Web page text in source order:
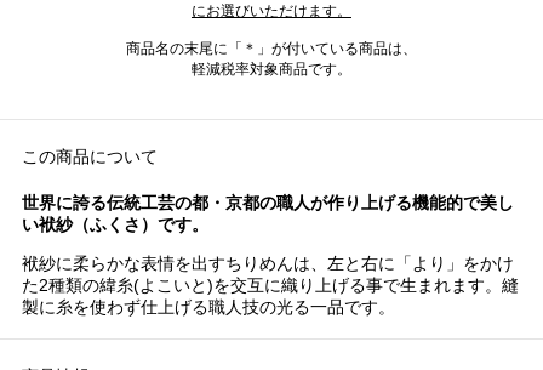
にお選びいただけます。
商品名の末尾に「＊」が付いている商品は、
軽減税率対象商品です。
この商品について
世界に誇る伝統工芸の都・京都の職人が作り上げる機能的で美し
い袱紗（ふくさ）です。
袱紗に柔らかな表情を出すちりめんは、左と右に「より」をかけ
た2種類の緯糸(よこいと)を交互に織り上げる事で生まれます。縫
製に糸を使わず仕上げる職人技の光る一品です。